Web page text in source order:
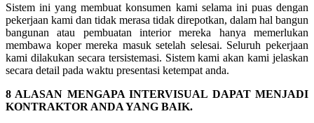
Sistem ini yang membuat konsumen kami selama ini puas dengan
pekerjaan kami dan tidak merasa tidak direpotkan, dalam hal bangun
bangunan atau pembuatan interior mereka hanya memerlukan
membawa koper mereka masuk setelah selesai. Seluruh pekerjaan
kami dilakukan secara tersistemasi. Sistem kami akan kami jelaskan
secara detail pada waktu presentasi ketempat anda.
8 ALASAN MENGAPA INTERVISUAL DAPAT MENJADI
KONTRAKTOR ANDA YANG BAIK.